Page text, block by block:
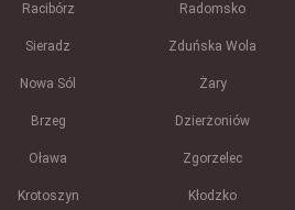
Racibórz Radomsko
Sieradz Zduńska Wola
Nowa Sól Żary
Brzeg Dzierżoniów
Oława Zgorzelec
Krotoszyn Kłodzko